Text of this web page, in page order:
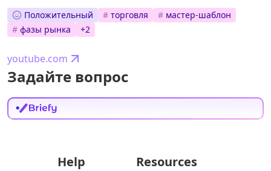
Положительный # торговля # мастер-шаблон
# фазы рынка +2
youtube.com
Задайте вопрос
Help Resources